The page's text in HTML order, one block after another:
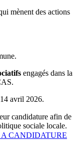
mènent des actions
engagés dans la
avril 2026.
candidature afin de
sociale locale.
CANDIDATURE